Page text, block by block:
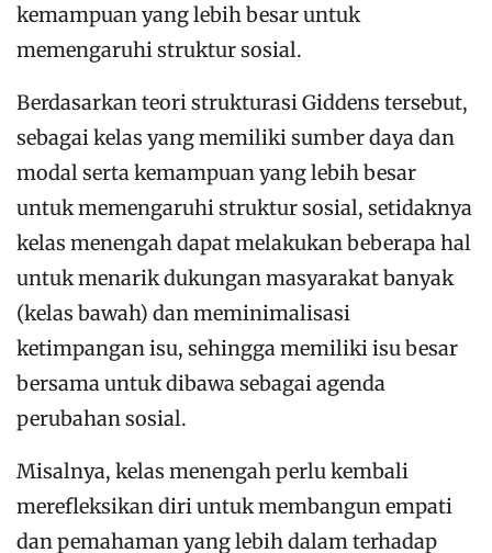
kemampuan yang lebih besar untuk
memengaruhi struktur sosial.
Berdasarkan teori strukturasi Giddens tersebut,
sebagai kelas yang memiliki sumber daya dan
modal serta kemampuan yang lebih besar
untuk memengaruhi struktur sosial, setidaknya
kelas menengah dapat melakukan beberapa hal
untuk menarik dukungan masyarakat banyak
(kelas bawah) dan meminimalisasi
ketimpangan isu, sehingga memiliki isu besar
bersama untuk dibawa sebagai agenda
perubahan sosial.
Misalnya, kelas menengah perlu kembali
merefleksikan diri untuk membangun empati
dan pemahaman yang lebih dalam terhadap